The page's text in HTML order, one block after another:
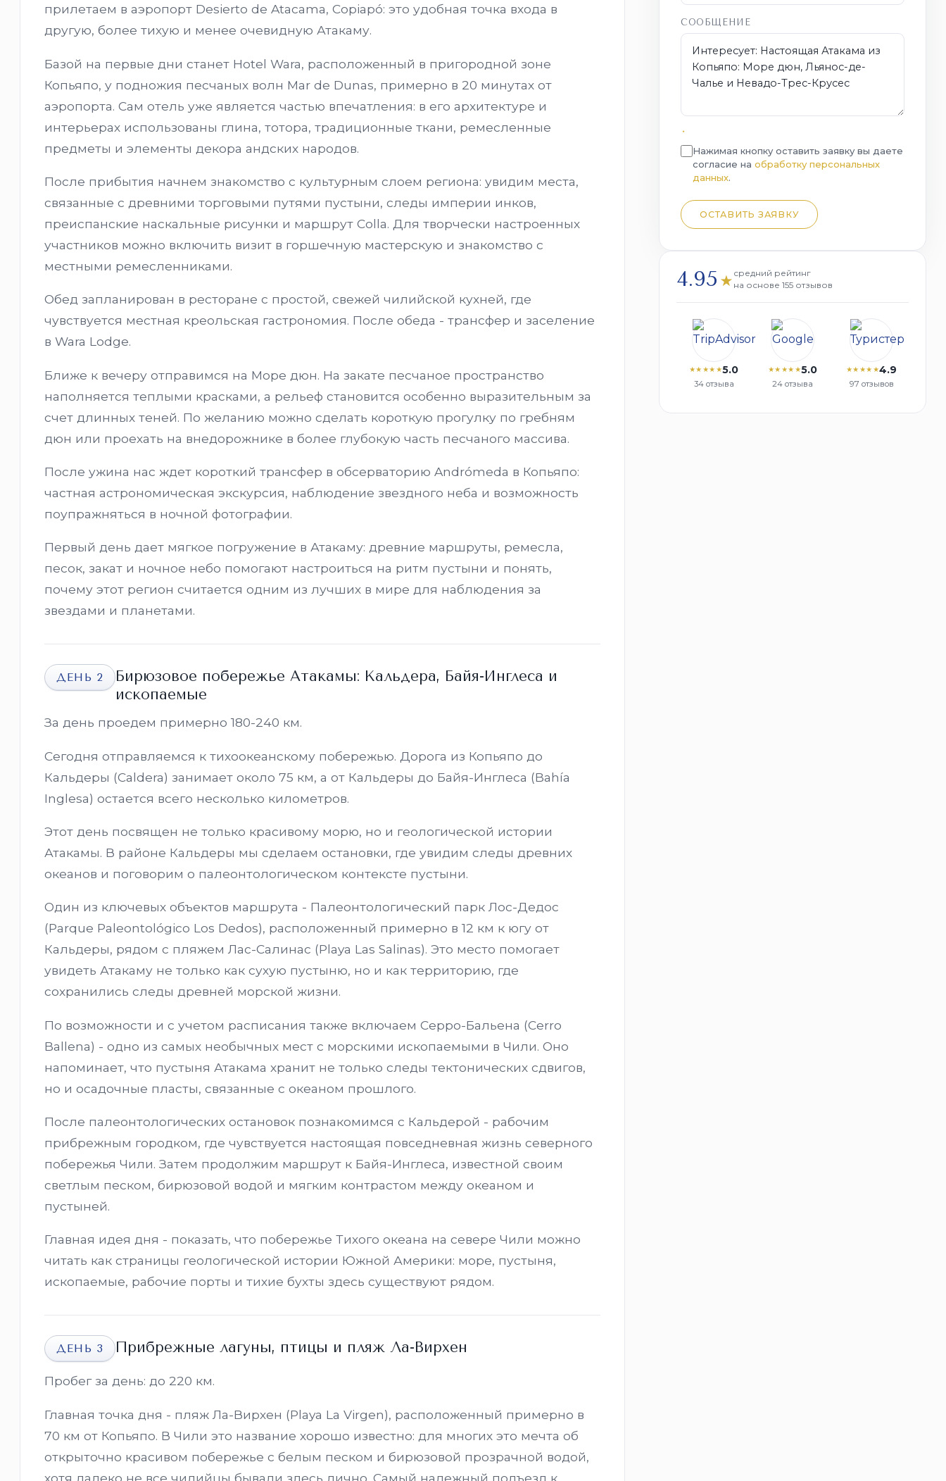
прилетаем в аэропорт Desierto de Atacama, Copiapó: это удобная точка входа в
другую, более тихую и менее очевидную Атакаму.
Базой на первые дни станет Hotel Wara, расположенный в пригородной зоне
Копьяпо, у подножия песчаных волн Mar de Dunas, примерно в 20 минутах от
аэропорта. Сам отель уже является частью впечатления: в его архитектуре и
интерьерах использованы глина, тотора, традиционные ткани, ремесленные
предметы и элементы декора андских народов.
После прибытия начнем знакомство с культурным слоем региона: увидим места,
связанные с древними торговыми путями пустыни, следы империи инков,
преиспанские наскальные рисунки и маршрут Colla. Для творчески настроенных
участников можно включить визит в горшечную мастерскую и знакомство с
местными ремесленниками.
Обед запланирован в ресторане с простой, свежей чилийской кухней, где
чувствуется местная креольская гастрономия. После обеда - трансфер и заселение
в Wara Lodge.
Ближе к вечеру отправимся на Море дюн. На закате песчаное пространство
наполняется теплыми красками, а рельеф становится особенно выразительным за
счет длинных теней. По желанию можно сделать короткую прогулку по гребням
дюн или проехать на внедорожнике в более глубокую часть песчаного массива.
После ужина нас ждет короткий трансфер в обсерваторию Andrómeda в Копьяпо:
частная астрономическая экскурсия, наблюдение звездного неба и возможность
поупражняться в ночной фотографии.
Первый день дает мягкое погружение в Атакаму: древние маршруты, ремесла,
песок, закат и ночное небо помогают настроиться на ритм пустыни и понять,
почему этот регион считается одним из лучших в мире для наблюдения за
звездами и планетами.
ДЕНЬ 2
Бирюзовое побережье Атакамы: Кальдера, Байя-Инглеса и
ископаемые
За день проедем примерно 180-240 км.
Сегодня отправляемся к тихоокеанскому побережью. Дорога из Копьяпо до
Кальдеры (Caldera) занимает около 75 км, а от Кальдеры до Байя-Инглеса (Bahía
Inglesa) остается всего несколько километров.
Этот день посвящен не только красивому морю, но и геологической истории
Атакамы. В районе Кальдеры мы сделаем остановки, где увидим следы древних
океанов и поговорим о палеонтологическом контексте пустыни.
Один из ключевых объектов маршрута - Палеонтологический парк Лос-Дедос
(Parque Paleontológico Los Dedos), расположенный примерно в 12 км к югу от
Кальдеры, рядом с пляжем Лас-Салинас (Playa Las Salinas). Это место помогает
увидеть Атакаму не только как сухую пустыню, но и как территорию, где
сохранились следы древней морской жизни.
По возможности и с учетом расписания также включаем Серро-Бальена (Cerro
Ballena) - одно из самых необычных мест с морскими ископаемыми в Чили. Оно
напоминает, что пустыня Атакама хранит не только следы тектонических сдвигов,
но и осадочные пласты, связанные с океаном прошлого.
После палеонтологических остановок познакомимся с Кальдерой - рабочим
прибрежным городком, где чувствуется настоящая повседневная жизнь северного
побережья Чили. Затем продолжим маршрут к Байя-Инглеса, известной своим
светлым песком, бирюзовой водой и мягким контрастом между океаном и
пустыней.
Главная идея дня - показать, что побережье Тихого океана на севере Чили можно
читать как страницы геологической истории Южной Америки: море, пустыня,
ископаемые, рабочие порты и тихие бухты здесь существуют рядом.
ДЕНЬ 3 Прибрежные лагуны, птицы и пляж Ла-Вирхен
Пробег за день: до 220 км.
Главная точка дня - пляж Ла-Вирхен (Playa La Virgen), расположенный примерно в
70 км от Копьяпо. В Чили это название хорошо известно: для многих это мечта об
открыточно красивом побережье с белым песком и бирюзовой прозрачной водой,
хотя далеко не все чилийцы бывали здесь лично. Самый надежный подъезд к
СООБЩЕНИЕ
*
Нажимая кнопку оставить заявку вы даете
согласие на обработку персональных
данных.
ОСТАВИТЬ ЗАЯВКУ
4.95 ★
средний рейтинг
на основе 155 отзывов
★★★★★5.0
34 отзыва
★★★★★5.0
24 отзыва
★★★★★4.9
97 отзывов